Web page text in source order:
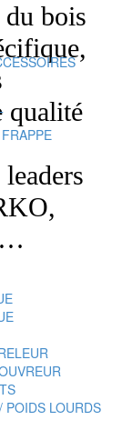
POIDS LOURDS
bois
qualité